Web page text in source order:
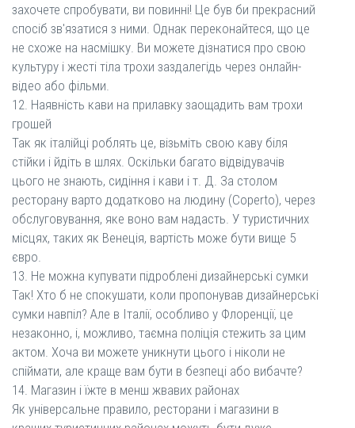
захочете спробувати, ви повинні! Це був би прекрасний
спосіб зв'язатися з ними. Однак переконайтеся, що це
не схоже на насмішку. Ви можете дізнатися про свою
культуру і жесті тіла трохи заздалегідь через онлайн-
відео або фільми.
12. Наявність кави на прилавку заощадить вам трохи
грошей
Так як італійці роблять це, візьміть свою каву біля
стійки і йдіть в шлях. Оскільки багато відвідувачів
цього не знають, сидіння і кави і т. Д. За столом
ресторану варто додатково на людину (Coperto), через
обслуговування, яке воно вам надасть. У туристичних
місцях, таких як Венеція, вартість може бути вище 5
євро.
13. Не можна купувати підроблені дизайнерські сумки
Так! Хто б не спокушати, коли пропонував дизайнерські
сумки навпіл? Але в Італії, особливо у Флоренції, це
незаконно, і, можливо, таємна поліція стежить за цим
актом. Хоча ви можете уникнути цього і ніколи не
спіймати, але краще вам бути в безпеці або вибачте?
14. Магазин і їжте в менш жвавих районах
Як універсальне правило, ресторани і магазини в